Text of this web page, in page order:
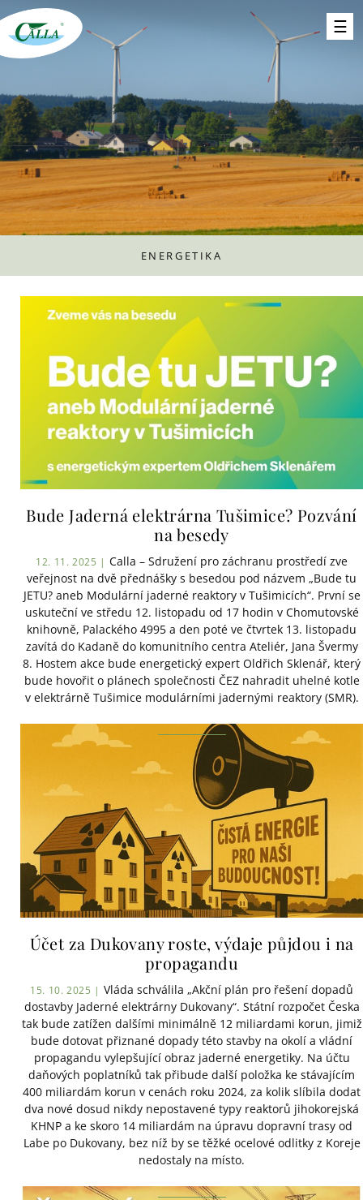
ENERGETIKA
Bude Jaderná elektrárna Tušimice? Pozvání
na besedy
12. 11. 2025 | Calla – Sdružení pro záchranu prostředí zve
veřejnost na dvě přednášky s besedou pod názvem „Bude tu
JETU? aneb Modulární jaderné reaktory v Tušimicích“. První se
uskuteční ve středu 12. listopadu od 17 hodin v Chomutovské
knihovně, Palackého 4995 a den poté ve čtvrtek 13. listopadu
zavítá do Kadaně do komunitního centra Ateliér, Jana Švermy
8. Hostem akce bude energetický expert Oldřich Sklenář, který
bude hovořit o plánech společnosti ČEZ nahradit uhelné kotle
v elektrárně Tušimice modulárními jadernými reaktory (SMR).
Účet za Dukovany roste, výdaje půjdou i na
propagandu
15. 10. 2025 | Vláda schválila „Akční plán pro řešení dopadů
dostavby Jaderné elektrárny Dukovany“. Státní rozpočet Česka
tak bude zatížen dalšími minimálně 12 miliardami korun, jimiž
bude dotovat přiznané dopady této stavby na okolí a vládní
propagandu vylepšující obraz jaderné energetiky. Na účtu
daňových poplatníků tak přibude další položka ke stávajícím
400 miliardám korun v cenách roku 2024, za kolik slíbila dodat
dva nové dosud nikdy nepostavené typy reaktorů jihokorejská
KHNP a ke skoro 14 miliardám na úpravu dopravní trasy od
Labe po Dukovany, bez níž by se těžké ocelové odlitky z Koreje
nedostaly na místo.